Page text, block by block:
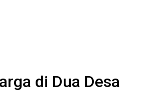
di Dua Desa